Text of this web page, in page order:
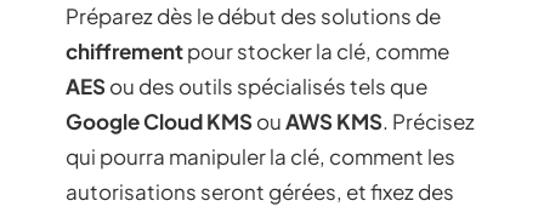
Préparez dès le début des solutions de
chiffrementpour stocker la clé, comme
AESou des outils spécialisés tels que
Google Cloud KMSouAWS KMS. Précisez
qui pourra manipuler la clé, comment les
autorisations seront gérées, et fixez des